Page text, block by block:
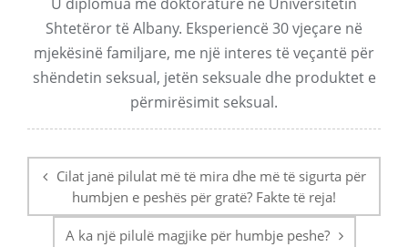
Shtetëror të Albany. Eksperiencë 30 vjeçare në
mjekësinë familjare, me një interes të veçantë për
shëndetin seksual, jetën seksuale dhe produktet e
përmirësimit seksual.
navigacion
Cilat janë pilulat më të mira dhe më të sigurta për
humbjen e peshës për gratë? Fakte të reja!
A ka një pilulë magjike për humbje peshe?